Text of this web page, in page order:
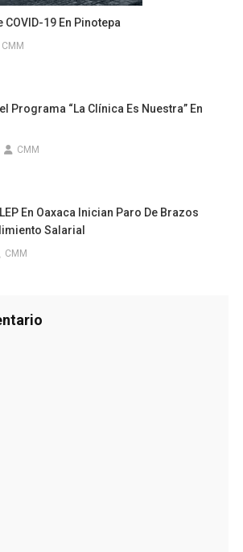
19 En Pinotepa
CMM
Programa “La Clínica Es Nuestra” En
CMM
En Oaxaca Inician Paro De Brazos
Salarial
CMM